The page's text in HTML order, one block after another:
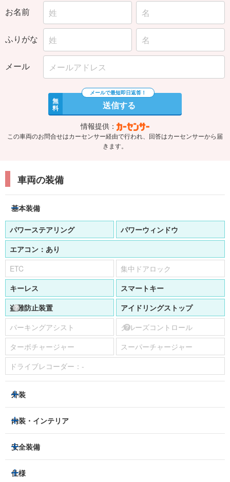
お名前
ふりがな
メール
無
料 送信する
情報提供：
この車両のお問合せはカーセンサー経由で行われ、回答はカーセンサーから届
きます。
車両の装備
基本装備
パワーステアリング
パワーウィンドウ
エアコン： あり
ETC
集中ドアロック
キーレス
スマートキー
盗難防止装置
アイドリングストップ
パーキングアシスト
クルーズコントロール
ターボチャージャー
スーパーチャージャー
ドライブレコーダー： -
外装
HIDヘッドライト
アルミホイール：あり
サンルーフ/ガラスルーフ
内装・インテリア
3列シート
ベンチシート
パワーシート
安全装備
トラクションコントロール
仕様